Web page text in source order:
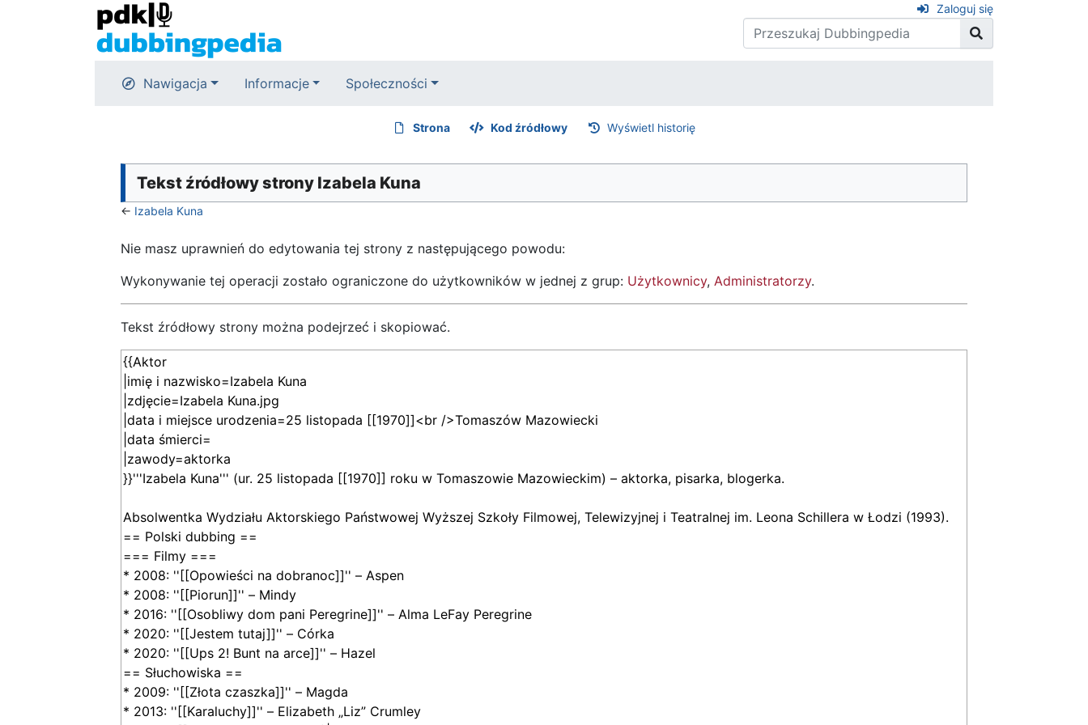
Zaloguj się
Nawigacja Informacje Społeczności
Strona Kod źródłowy Wyświetl historię
Tekst źródłowy strony Izabela Kuna
← Izabela Kuna
Nie masz uprawnień do edytowania tej strony z następującego powodu:
Wykonywanie tej operacji zostało ograniczone do użytkowników w jednej z grup: Użytkownicy, Administratorzy.
Tekst źródłowy strony można podejrzeć i skopiować.